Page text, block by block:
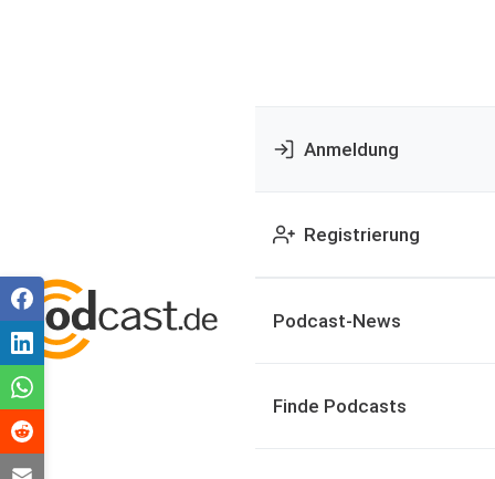
Anmeldung
Registrierung
Podcast-News
Finde Podcasts